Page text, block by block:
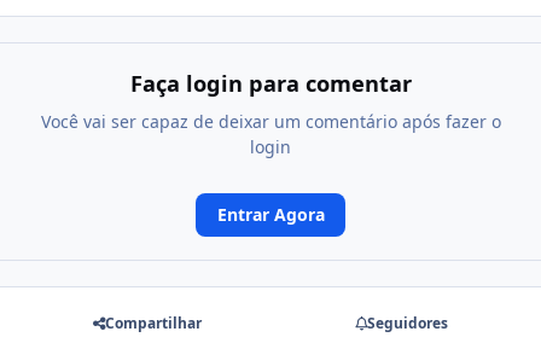
Faça login para comentar
Você vai ser capaz de deixar um comentário após fazer o
login
Entrar Agora
Compartilhar Seguidores